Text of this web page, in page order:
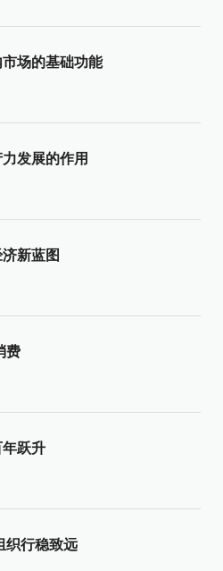
场的基础功能
发展的作用
新蓝图
费
跃升
织行稳致远